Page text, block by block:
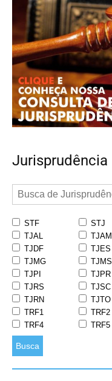
Jurisprudência
STF STJ
TJAL
TJAM
TJDF
TJES
TJMG
TJMS
TJPI
TJPR
TJRS
TJSC
TJRN
TJTO
TRF1
TRF2
TRF4
TRF5
Busca